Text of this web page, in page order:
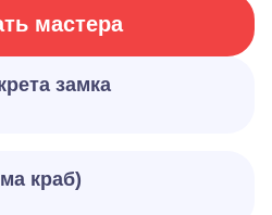
мастера
замка
краб)